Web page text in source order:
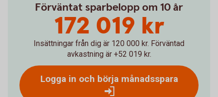
Förväntat sparbelopp om 10 år
172 019 kr
Insättningar från dig är 120 000 kr. Förväntad
avkastning är +52 019 kr.
Logga in och börja månadsspara